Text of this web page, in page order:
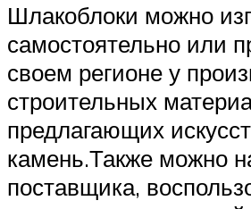
Шлакоблоки можно
самостоятельно или
своем регионе у
строительных
предлагающих
камень.Также можно
поставщика,